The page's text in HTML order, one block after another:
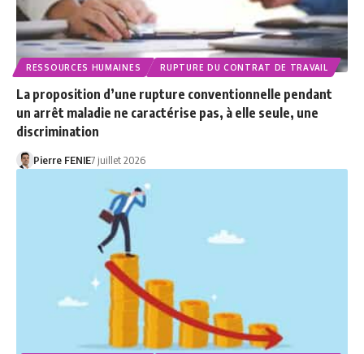
RESSOURCES HUMAINES RUPTURE DU CONTRAT DE TRAVAIL
La proposition d’une rupture conventionnelle pendant
un arrêt maladie ne caractérise pas, à elle seule, une
discrimination
Pierre FENIE7 juillet 2026